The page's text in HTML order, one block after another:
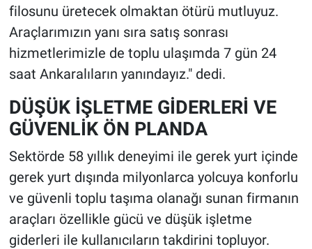
filosunu üretecek olmaktan ötürü mutluyuz.
Araçlarımızın yanı sıra satış sonrası
hizmetlerimizle de toplu ulaşımda 7 gün 24
saat Ankaralıların yanındayız." dedi.
DÜŞÜK İŞLETME GİDERLERİ VE
GÜVENLİK ÖN PLANDA
Sektörde 58 yıllık deneyimi ile gerek yurt içinde
gerek yurt dışında milyonlarca yolcuya konforlu
ve güvenli toplu taşıma olanağı sunan firmanın
araçları özellikle gücü ve düşük işletme
giderleri ile kullanıcıların takdirini topluyor.